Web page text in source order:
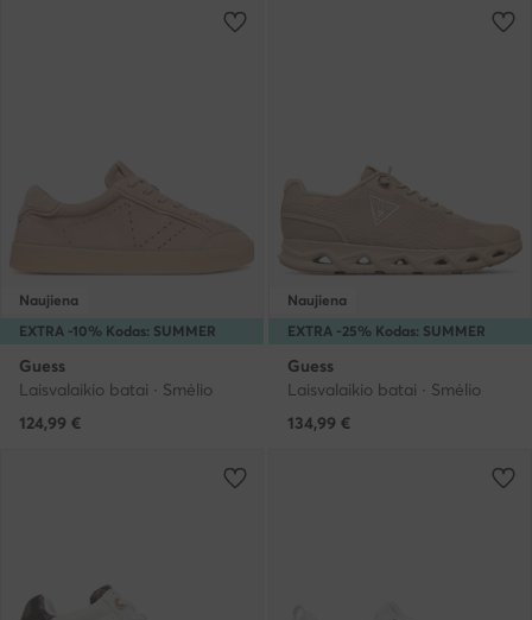
EXTRA -10% Kodas: SUMMER
Naujiena
Guess
Laisvalaikio batai · Smėlio
124,99 €
EXTRA -25% Kodas: SUMMER
Naujiena
Guess
Laisvalaikio batai · Smėlio
134,99 €